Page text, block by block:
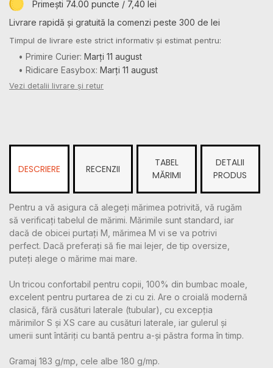
Primești 74.00 puncte / 7,40 lei
Livrare rapidă și gratuită la comenzi peste 300 de lei
Timpul de livrare este strict informativ și estimat pentru:
• Primire Curier: Marți 11 august
• Ridicare Easybox: Marți 11 august
Vezi detalii livrare și retur
DESCRIERE RECENZII
TABEL
MĂRIMI
DETALII
PRODUS
Pentru a vă asigura că alegeți mărimea potrivită, vă rugăm
să verificați tabelul de mărimi. Mărimile sunt standard, iar
dacă de obicei purtați M, mărimea M vi se va potrivi
perfect. Dacă preferați să fie mai lejer, de tip oversize,
puteți alege o mărime mai mare.
Un tricou confortabil pentru copii, 100% din bumbac moale,
excelent pentru purtarea de zi cu zi. Are o croială modernă
clasică, fără cusături laterale (tubular), cu excepția
mărimilor S și XS care au cusături laterale, iar gulerul și
umerii sunt întăriți cu bantă pentru a-și păstra forma în timp.
Gramaj 183 g/mp, cele albe 180 g/mp.